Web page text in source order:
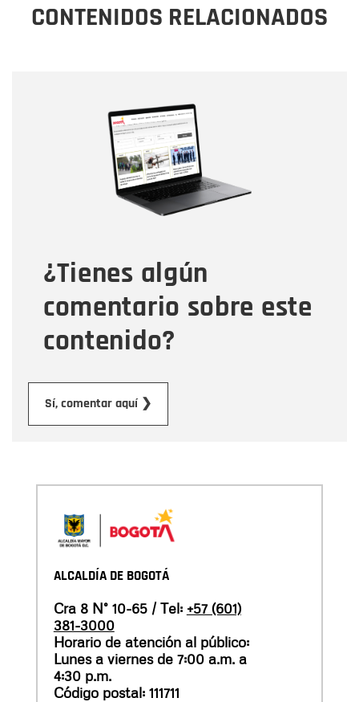
CONTENIDOS RELACIONADOS
¿Tienes algún
comentario sobre este
contenido?
Sí, comentar aquí ❯
Correo electrónico
Tipo de comentario
Mensaje
ALCALDÍA DE BOGOTÁ
Cra 8 N° 10-65 / Tel: +57 (601)
381-3000
Horario de atención al público:
Lunes a viernes de 7:00 a.m. a
4:30 p.m.
Código postal: 111711